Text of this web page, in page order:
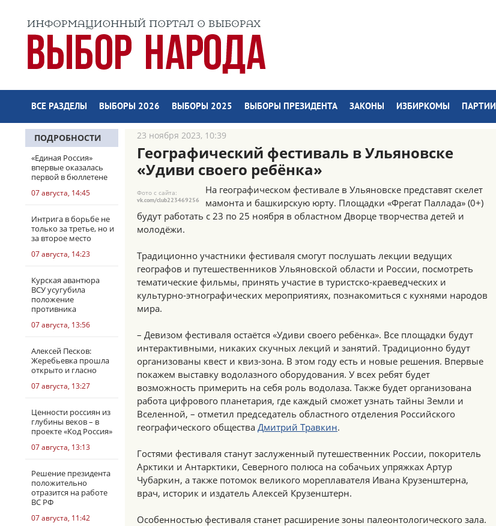
ВСЕ РАЗДЕЛЫ ВЫБОРЫ 2026 ВЫБОРЫ 2025 ВЫБОРЫ ПРЕЗИДЕНТА ЗАКОНЫ ИЗБИРКОМЫ ПАРТИИ
ПОДРОБНОСТИ
«Единая Россия»
впервые оказалась
первой в бюллетене
07 августа, 14:45
Интрига в борьбе не
только за третье, но и
за второе место
07 августа, 14:23
Курская авантюра
ВСУ усугубила
положение
противника
07 августа, 13:56
Алексей Песков:
Жеребьевка прошла
открыто и гласно
07 августа, 13:27
Ценности россиян из
глубины веков – в
проекте «Код Россия»
07 августа, 13:13
Решение президента
положительно
отразится на работе
ВС РФ
07 августа, 11:42
23 ноября 2023, 10:39
Географический фестиваль в Ульяновске
«Удиви своего ребёнка»
Фото с сайта:
vk.com/club223469256
На географическом фестивале в Ульяновске представят скелет
мамонта и башкирскую юрту. Площадки «Фрегат Паллада» (0+)
будут работать с 23 по 25 ноября в областном Дворце творчества детей и
молодёжи.
Традиционно участники фестиваля смогут послушать лекции ведущих
географов и путешественников Ульяновской области и России, посмотреть
тематические фильмы, принять участие в туристско-краеведческих и
культурно-этнографических мероприятиях, познакомиться с кухнями народов
мира.
– Девизом фестиваля остаётся «Удиви своего ребёнка». Все площадки будут
интерактивными, никаких скучных лекций и занятий. Традиционно будут
организованы квест и квиз-зона. В этом году есть и новые решения. Впервые
покажем выставку водолазного оборудования. У всех ребят будет
возможность примерить на себя роль водолаза. Также будет организована
работа цифрового планетария, где каждый сможет узнать тайны Земли и
Вселенной, – отметил председатель областного отделения Российского
географического общества Дмитрий Травкин.
Гостями фестиваля станут заслуженный путешественник России, покоритель
Арктики и Антарктики, Северного полюса на собачьих упряжках Артур
Чубаркин, а также потомок великого мореплавателя Ивана Крузенштерна,
врач, историк и издатель Алексей Крузенштерн.
Особенностью фестиваля станет расширение зоны палеонтологического зала.